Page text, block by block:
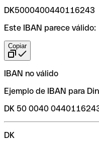
DK5000400440116243
Este IBAN parece válido:
Copiar
IBAN no válido
Ejemplo de IBAN para
DK 50 0040
DK